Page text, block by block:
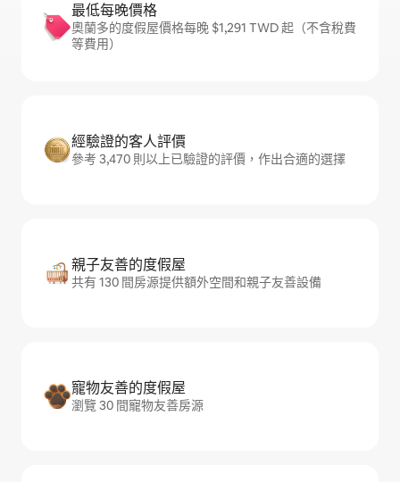
最低每晚價格
奧蘭多的度假屋價格每晚 $1,291 TWD 起（不含稅費
等費用）
經驗證的客人評價
參考 3,470 則以上已驗證的評價，作出合適的選擇
親子友善的度假屋
共有 130 間房源提供額外空間和親子友善設備
寵物友善的度假屋
瀏覽 30 間寵物友善房源